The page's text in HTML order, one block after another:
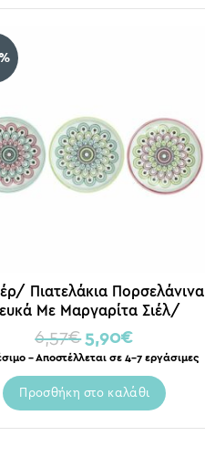
Πιατελάκια Πορσελάνινα
Με Μαργαρίτα Σιέλ/
Πράσινο/ Ροζ S, Σετ Των 3
6,57€ 5,90€
– Αποστέλλεται σε 4-7 εργάσιμες
Προσθήκη στο καλάθι